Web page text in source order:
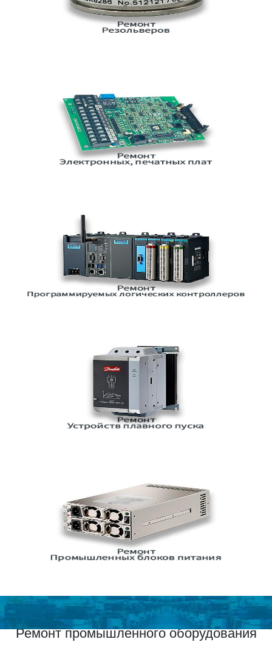
Ремонт промышленного оборудования